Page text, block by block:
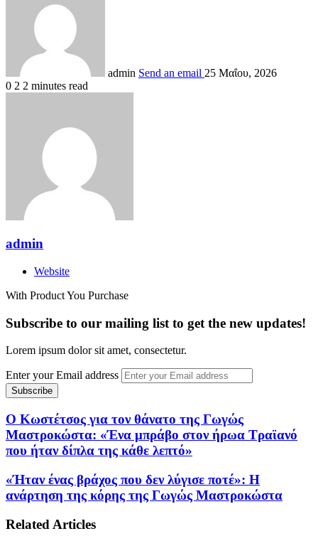
admin Send an email 25 Μαΐου, 2026
0 2 2 minutes read
admin
Website
With Product You Purchase
Subscribe to our mailing list to get the new updates!
Lorem ipsum dolor sit amet, consectetur.
Enter your Email address
Ο Κωστέτσος για τον θάνατο της Γωγώς
Μαστροκώστα: «Ένα μπράβο στον ήρωα Τραϊανό
που ήταν δίπλα της κάθε λεπτό»
«Ήταν ένας βράχος που δεν λύγισε ποτέ»: Η
ανάρτηση της κόρης της Γωγώς Μαστροκώστα
Related Articles